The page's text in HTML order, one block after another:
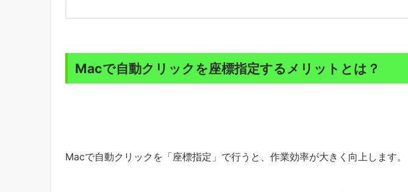
Macで自動クリックを座標指定するメリットとは？
Macで自動クリックを「座標指定」で行うと、作業効率が大きく向上します。